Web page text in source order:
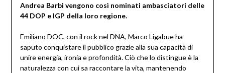
Andrea Barbi vengono così nominati ambasciatori delle
44 DOP e IGP della loro regione.
Emiliano DOC, con il rock nel DNA, Marco Ligabue ha
saputo conquistare il pubblico grazie alla sua capacità di
unire energia, ironia e profondità. Ciò che lo distingue è la
naturalezza con cui sa raccontare la vita, mantenendo